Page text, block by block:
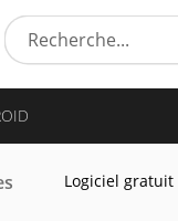
Logiciel gratuit